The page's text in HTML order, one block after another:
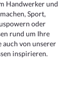
Handwerker und
Sport,
oder
rund um Ihre
auch von unserer
inspirieren.